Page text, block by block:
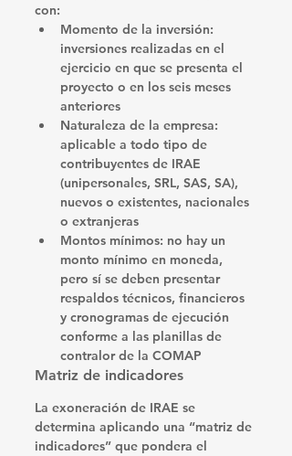
con:
Momento de la inversión:
inversiones realizadas en el
ejercicio en que se presenta el
proyecto o en los seis meses
anteriores
Naturaleza de la empresa:
aplicable a todo tipo de
contribuyentes de IRAE
(unipersonales, SRL, SAS, SA),
nuevos o existentes, nacionales
o extranjeras
Montos mínimos: no hay un
monto mínimo en moneda,
pero sí se deben presentar
respaldos técnicos, financieros
y cronogramas de ejecución
conforme a las planillas de
contralor de la COMAP
Matriz de indicadores
La exoneración de IRAE se
determina aplicando una “matriz de
indicadores” que pondera el